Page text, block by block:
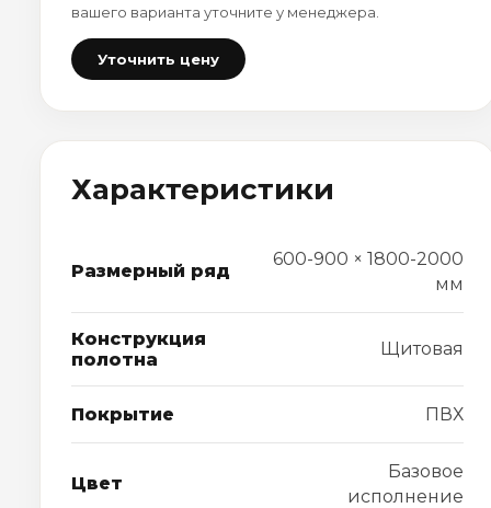
вашего варианта уточните у менеджера.
Уточнить цену
Характеристики
Размерный ряд
600-900 × 1800-2000
мм
Конструкция
полотна
Щитовая
Покрытие ПВХ
Цвет
Базовое
исполнение